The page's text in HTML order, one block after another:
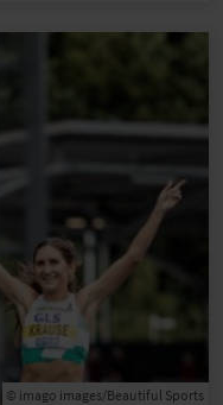
© imago images/Beautiful Sports